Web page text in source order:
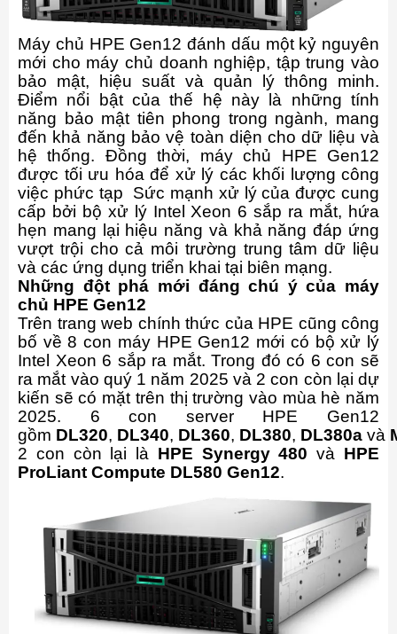
Máy chủ HPE Gen12 đánh dấu một kỷ nguyên
mới cho máy chủ doanh nghiệp, tập trung vào
bảo mật, hiệu suất và quản lý thông minh.
Điểm nổi bật của thế hệ này là những tính
năng bảo mật tiên phong trong ngành, mang
đến khả năng bảo vệ toàn diện cho dữ liệu và
hệ thống. Đồng thời, máy chủ HPE Gen12
được tối ưu hóa để xử lý các khối lượng công
việc phức tạp Sức mạnh xử lý của được cung
cấp bởi bộ xử lý Intel Xeon 6 sắp ra mắt, hứa
hẹn mang lại hiệu năng và khả năng đáp ứng
vượt trội cho cả môi trường trung tâm dữ liệu
và các ứng dụng triển khai tại biên mạng.
Những đột phá mới đáng chú ý của máy
chủ HPE Gen12
Trên trang web chính thức của HPE cũng công
bố về 8 con máy HPE Gen12 mới có bộ xử lý
Intel Xeon 6 sắp ra mắt. Trong đó có 6 con sẽ
ra mắt vào quý 1 năm 2025 và 2 con còn lại dự
kiến sẽ có mặt trên thị trường vào mùa hè năm
2025. 6 con server HPE Gen12
gồm DL320, DL340, DL360, DL380, DL380a và
2 con còn lại là HPE Synergy 480 và HPE
ProLiant Compute DL580 Gen12.